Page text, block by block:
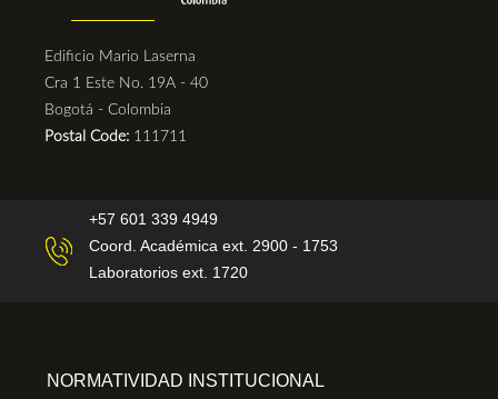
Edificio Mario Laserna
Cra 1 Este No. 19A - 40
Bogotá - Colombia
Postal Code: 111711
+57 601 339 4949
Coord. Académica ext. 2900 - 1753
Laboratorios ext. 1720
NORMATIVIDAD INSTITUCIONAL